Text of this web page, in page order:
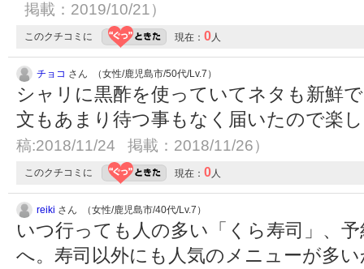
掲載：2019/10/21）
このクチコミに 現在： 0人
チョコ さん （女性/鹿児島市/50代/Lv.7）
シャリに黒酢を使っていてネタも新鮮
文もあまり待つ事もなく届いたので楽
稿:2018/11/24 掲載：2018/11/26）
このクチコミに 現在： 0人
reiki さん （女性/鹿児島市/40代/Lv.7）
いつ行っても人の多い「くら寿司」、
へ。寿司以外にも人気のメニューが多